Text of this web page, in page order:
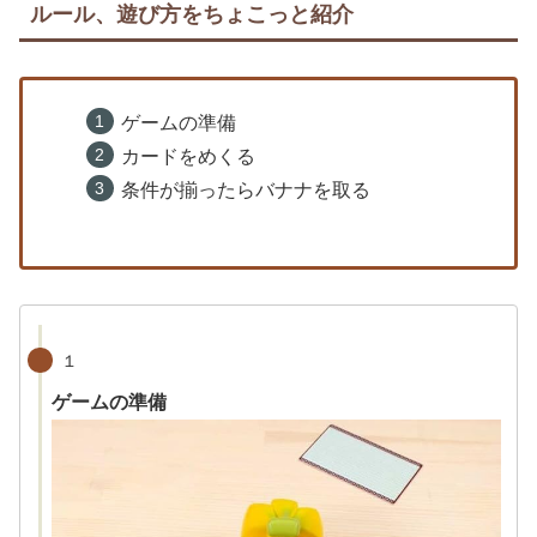
ルール、遊び方をちょこっと紹介
ゲームの準備
カードをめくる
条件が揃ったらバナナを取る
１
ゲームの準備